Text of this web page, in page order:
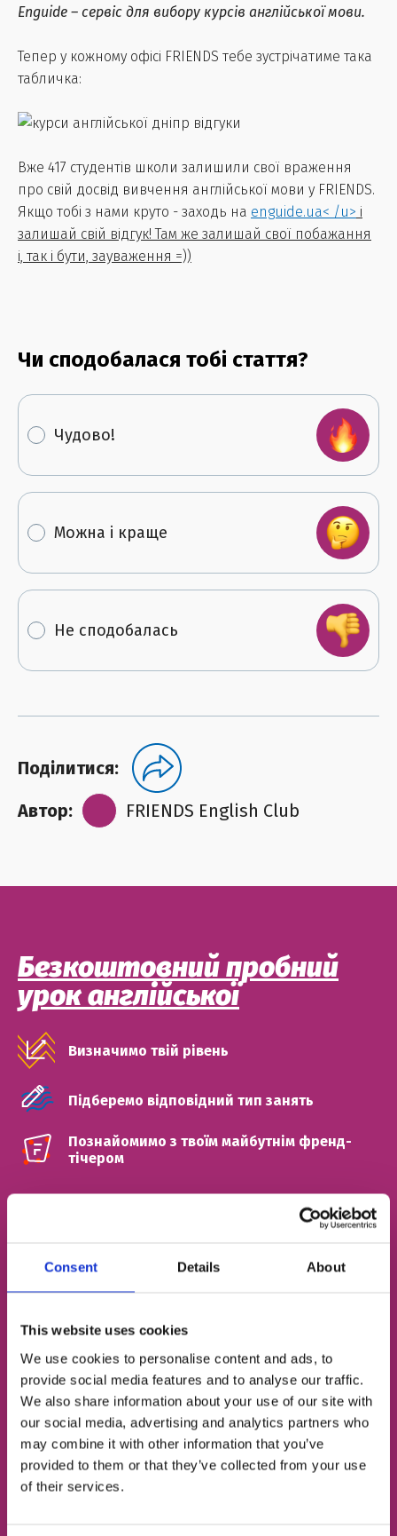
Consent Details About
This website uses cookies
We use cookies to personalise content and ads, to
provide social media features and to analyse our traffic.
We also share information about your use of our site with
our social media, advertising and analytics partners who
may combine it with other information that you’ve
provided to them or that they’ve collected from your use
of their services.
Enguide – сервіс для вибору курсів англійської мови.
Тепер у кожному офісі FRIENDS тебе зустрічатиме така
табличка:
Вже 417 студентів школи залишили свої враження
про свій досвід вивчення англійської мови у FRIENDS.
Якщо тобі з нами круто - заходь на enguide.ua< /u> і
залишай свій відгук! Там же залишай свої побажання
і, так і бути, зауваження =))
Чи сподобалася тобі стаття?
Чудово!
Можна і краще
Не сподобалась
Поділитися:
Автор:
FRIENDS English Club
Безкоштовний пробний
урок англійської
Визначимо твій рівень
Підберемо відповідний тип занять
Познайомимо з твоїм майбутнім френд-
тічером
ЕЛЕКТРОННА ПОШТА
Згоден із політикою конфіденційності